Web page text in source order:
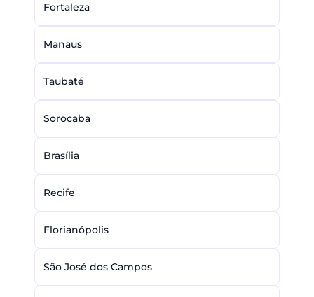
Fortaleza
Manaus
Taubaté
Sorocaba
Brasília
Recife
Florianópolis
São José dos Campos